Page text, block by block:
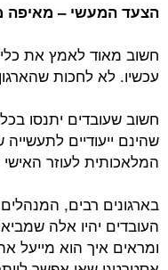
הצעד המעשי – מאיפה
חשוב מאוד לאמץ את
עכשיו. לא לחכות
חשוב שעובדים יתנסו
שהינם ייעודיים
המלאכותית לעוזר
בארגונים רבים,
העובדים יהיו אלה
ומראים איך הוא מייעל